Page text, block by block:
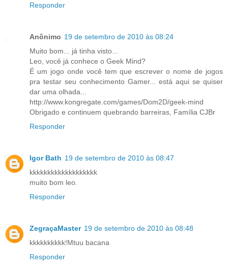
Responder
Anônimo 19 de setembro de 2010 às 08:24
Muito bom... já tinha visto...
Leo, você já conhece o Geek Mind?
É um jogo onde você tem que escrever o nome de jogos
pra testar seu conhecimento Gamer... está aqui se quiser
dar uma olhada...
http://www.kongregate.com/games/Dom2D/geek-mind
Obrigado e continuem quebrando barreiras, Família CJBr
Responder
Igor Bath 19 de setembro de 2010 às 08:47
kkkkkkkkkkkkkkkkkkk
muito bom leo.
Responder
ZegraçaMaster 19 de setembro de 2010 às 08:48
kkkkkkkkkk!Mtuu bacana
Responder